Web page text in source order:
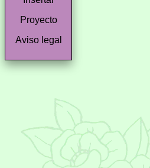
Proyecto
Aviso legal